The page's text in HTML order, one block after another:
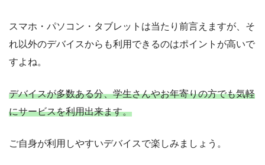
スマホ・パソコン・タブレットは当たり前言えますが、そ
れ以外のデバイスからも利用できるのはポイントが高いで
すよね。
デバイスが多数ある分、学生さんやお年寄りの方でも気軽
にサービスを利用出来ます。
ご自身が利用しやすいデバイスで楽しみましょう。